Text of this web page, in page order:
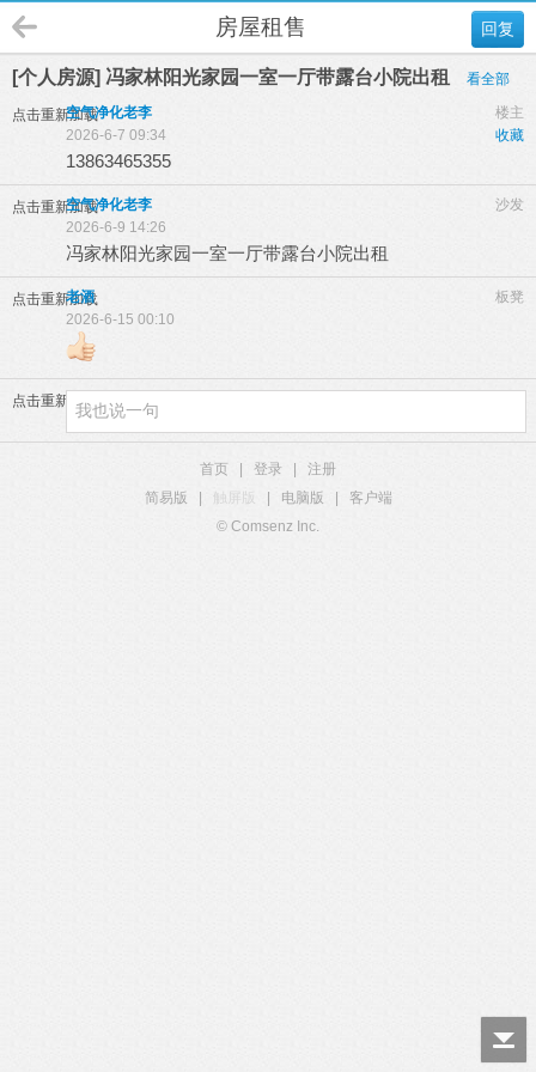
回复
房屋租售
[个人房源] 冯家林阳光家园一室一厅带露台小院出租 看全部
点击重新加载 楼主
空气净化老李
收藏
2026-6-7 09:34
13863465355
点击重新加载 沙发
空气净化老李
2026-6-9 14:26
冯家林阳光家园一室一厅带露台小院出租
点击重新加载 板凳
老酒
2026-6-15 00:10
点击重新加载
首页 登录
注册
简易版
触屏版 电脑版
客户端
© Comsenz Inc.